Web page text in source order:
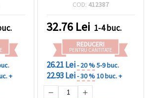
+
Plușat, Croșetat și
Proiecte Decorative
Handmade
COD: 412387
32.76 Lei 1-4 buc.
REDUCERI
PENTRU CANTITATE
26.21 Lei- 20 %5-9 buc.
22.93 Lei- 30 %10 buc. +